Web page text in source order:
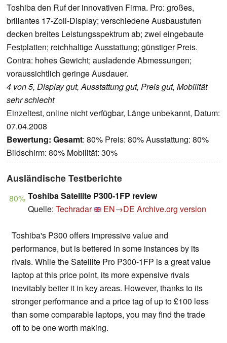
Toshiba den Ruf der innovativen Firma. Pro: großes,
brillantes 17-Zoll-Display; verschiedene Ausbaustufen
decken breites Leistungsspektrum ab; zwei eingebaute
Festplatten; reichhaltige Ausstattung; günstiger Preis.
Contra: hohes Gewicht; ausladende Abmessungen;
voraussichtlich geringe Ausdauer.
4 von 5, Display gut, Ausstattung gut, Preis gut, Mobilität
sehr schlecht
Einzeltest, online nicht verfügbar, Länge unbekannt, Datum:
07.04.2008
Bewertung: Gesamt: 80% Preis: 80% Ausstattung: 80%
Bildschirm: 80% Mobilität: 30%
Ausländische Testberichte
80% Toshiba Satellite P300-1FP review
Quelle: Techradar EN→DE Archive.org version
Toshiba's P300 offers impressive value and
performance, but is bettered in some instances by its
rivals. While the Satellite Pro P300-1FP is a great value
laptop at this price point, its more expensive rivals
inevitably better it in key areas. However, thanks to its
stronger performance and a price tag of up to £100 less
than some comparable laptops, you may find the trade
off to be one worth making.